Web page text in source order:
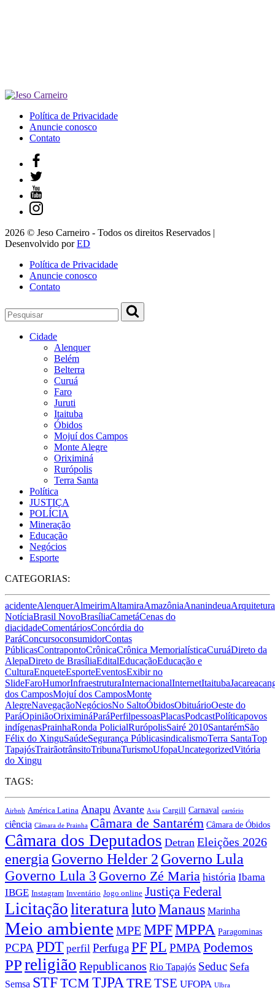
Política de Privacidade
Anuncie conosco
Contato
2026 © Jeso Carneiro - Todos os direitos Reservados |
Desenvolvido porED
Política de Privacidade
Anuncie conosco
Contato
Cidade
Alenquer
Belém
Belterra
Curuá
Faro
Juruti
Itaituba
Óbidos
Mojuí dos Campos
Monte Alegre
Oriximiná
Rurópolis
Terra Santa
Política
JUSTIÇA
POLÍCIA
Mineração
Educação
Negócios
Esporte
CATEGORIAS:
acidenteAlenquerAlmeirimAltamiraAmazôniaAnanindeuaArquitetura
NotíciaBrasil NovoBrasíliaCametáCenas do
diacidadeComentáriosConcórdia do
ParáConcursoconsumidorContas
PúblicasContrapontoCrônicaCrônica MemorialísticaCuruáDireto da
AlepaDireto de BrasíliaEditalEducaçãoEducação e
CulturaEnqueteEsporteEventosExibir no
SlideFaroHumorInfraestruturaInternacionalInternetItaituba
dos CamposMojuí dos CamposMonte
AlegreNavegaçãoNegóciosNo SaltoÓbidosObituárioOeste do
ParáOpiniãoOriximináParáPerfilpessoasPlacasPodcastPolíticapovos
indígenasPrainhaRonda PolicialRurópolisSairé 2010SantarémSão
Félix do XinguSaúdeSegurança PúblicasindicalismoTerra SantaTop
TapajósTrairãotrânsitoTribunaTurismoUfopaUncategorizedVitória
do Xingu
TAGS:
Airbnb América Latina Anapu Avante Axia Cargill Carnaval cartório
ciência Câmara de Prainha Câmara de Santarém Câmara de Óbidos
Câmara dos Deputados Detran Eleições 2026
energia Governo Helder 2 Governo Lula
Governo Lula 3 Governo Zé Maria história Ibama
IBGE Instagram Inventário Jogo online Justiça Federal
Licitaçãoliteratura lutoManaus Marinha
Meio ambiente MPEMPFMPPA Paragominas
PCPA PDT perfil PerfugaPFPL PMPA Podemos
PPreligião Republicanos Rio Tapajós Seduc Sefa
Semsa STFTCM TJPA TRETSE UFOPA Ulbra